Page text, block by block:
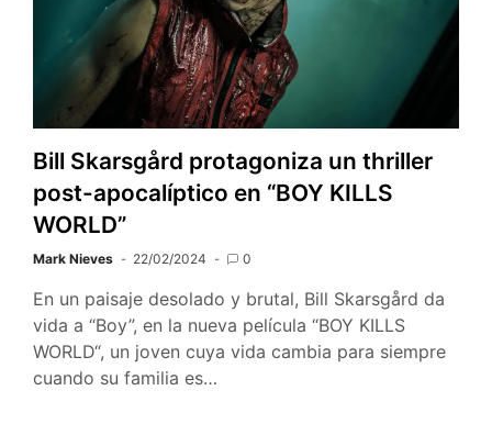
Bill Skarsgård protagoniza un thriller
post-apocalíptico en “BOY KILLS
WORLD”
Mark Nieves 22/02/2024 0
En un paisaje desolado y brutal, Bill Skarsgård da
vida a “Boy”, en la nueva película “BOY KILLS
WORLD“, un joven cuya vida cambia para siempre
cuando su familia es…